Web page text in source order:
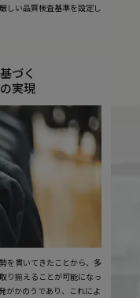
しい品質検査基準を設定し
づく
実現
を貫いてきたことから、多
り揃えることが可能になっ
がかのうであり、これによ